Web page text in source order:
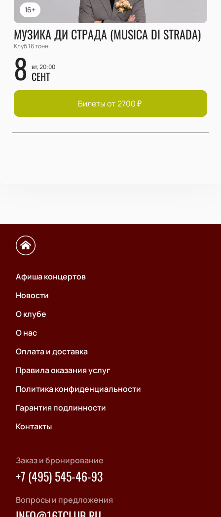
16+
МУЗИКА ДИ СТРАДА (MUSICA DI STRADA)
Клуб 16 тонн
8 вт, 20:00
СЕНТ
Билеты от 2700₽
Афиша концертов
Новости
О клубе
О нас
Оплата и доставка
Правила оказания услуг
Политика конфиденциальности
Гарантия подлинности
Контакты
Заказ и бронирование
+7 (495) 545-46-93
Вопросы и предложения